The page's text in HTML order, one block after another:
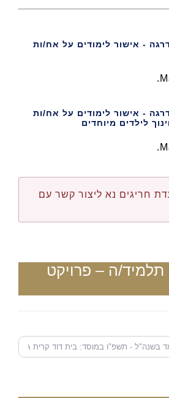
- אישור לימודים על אח/ות
- אישור לימודים על אח/ות
לילדים מיוחדים
חריגים נא ליצור קשר עם
תלמיד/ה – פרויקט